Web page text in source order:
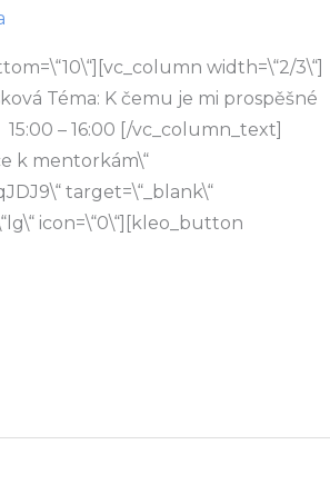
width=\“2/3\“]
Téma: K čemu je mi prospěšné
– 16:00 [/vc_column_text]
k mentorkám\“
target=\“_blank\“
icon=\“0\“][kleo_button